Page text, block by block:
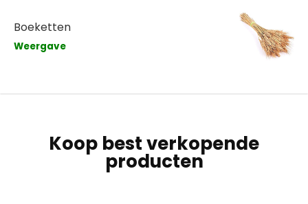
Boeketten
Weergave
Koop best verkopende
producten